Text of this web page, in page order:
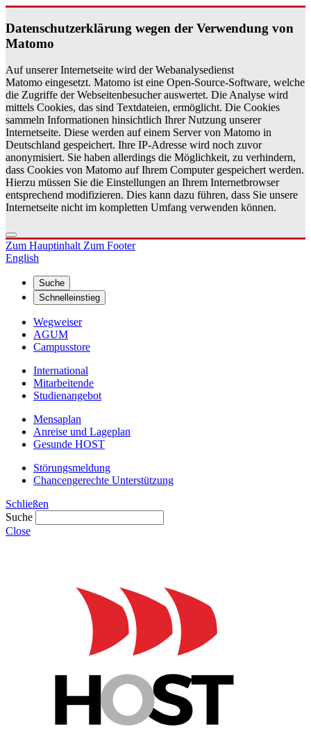
Da­ten­schutz­er­klä­rung wegen der Ver­wen­dung von
Ma­to­mo
Auf unserer Internetseite wird der Webanalysedienst
Matomo eingesetzt. Matomo ist eine Open-Source-Software, welche
die Zugriffe der Webseitenbesucher auswertet. Die Analyse wird
mittels Cookies, das sind Textdateien, ermöglicht. Die Cookies
sammeln Informationen hinsichtlich Ihrer Nutzung unserer
Internetseite. Diese werden auf einem Server von Matomo in
Deutschland gespeichert. Ihre IP-Adresse wird noch zuvor
anonymisiert. Sie haben allerdings die Möglichkeit, zu verhindern,
dass Cookies von Matomo auf Ihrem Computer gespeichert werden.
Hierzu müssen Sie die Einstellungen an Ihrem Internetbrowser
entsprechend modifizieren. Dies kann dazu führen, dass Sie unsere
Internetseite nicht im kompletten Umfang verwenden können.
Zum HauptinhaltZum Footer
English
Suche
Schnelleinstieg
Wegweiser
AGUM
Campusstore
International
Mitarbeitende
Studienangebot
Mensaplan
Anreise und Lageplan
Gesunde HOST
Störungsmeldung
Chancengerechte Unterstützung
Schließen
Suche
Close